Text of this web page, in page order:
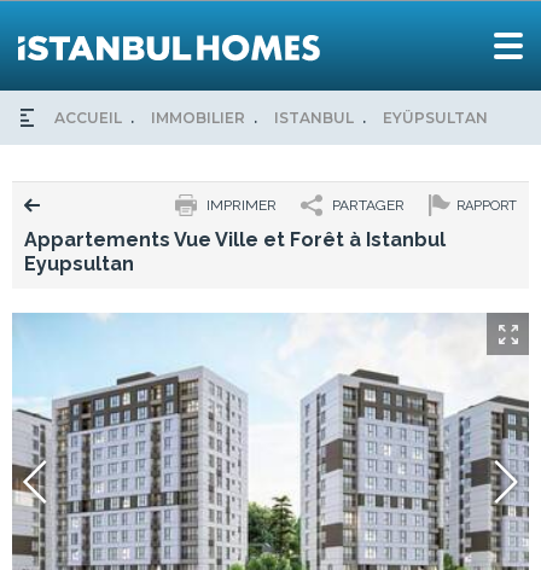
ACCUEIL IMMOBILIER ISTANBUL EYÜPSULTAN
RAPPORT
PARTAGER
IMPRIMER
Appartements Vue Ville et Forêt à Istanbul
Eyupsultan